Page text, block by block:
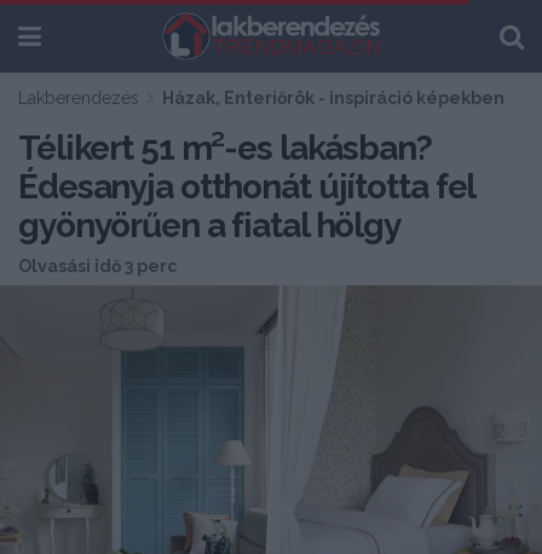
Lakberendezés Házak, Enteriőrök - inspiráció képekben
Télikert 51 m²-es lakásban?
Édesanyja otthonát újította fel
gyönyörűen a fiatal hölgy
Olvasási idő 3 perc